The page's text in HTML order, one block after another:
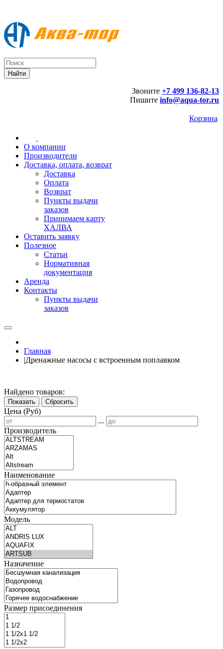
Звоните +7 499 136-82-13
Пишите info@aqua-tor.ru
Корзина
О компании
Производители
Доставка, оплата, возврат
Доставка
Оплата
Возврат
Пункты выдачи
заказов
Принимаем карту
ХАЛВА
Оставить заявку
Полезное
Статьи
Нормативная
документация
Аренда
Контакты
Пункты выдачи
заказов
Главная
|Дренажные насосы с встроенным поплавком
Найдено товаров:
Показать Сбросить
Цена (Руб)
...
Производитель
Наименование
Модель
Назначение
Размер присоединения